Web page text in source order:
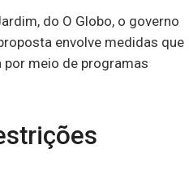
do O Globo, o governo
envolve medidas que
meio de programas